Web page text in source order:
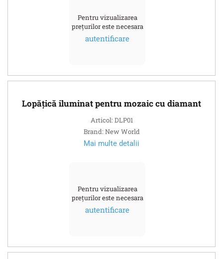
Pentru vizualizarea
prețurilor este necesara
autentificare
Lopățică iluminat pentru mozaic cu diamant
Articol: DLP01
Brand: New World
Mai multe detalii
Pentru vizualizarea
prețurilor este necesara
autentificare